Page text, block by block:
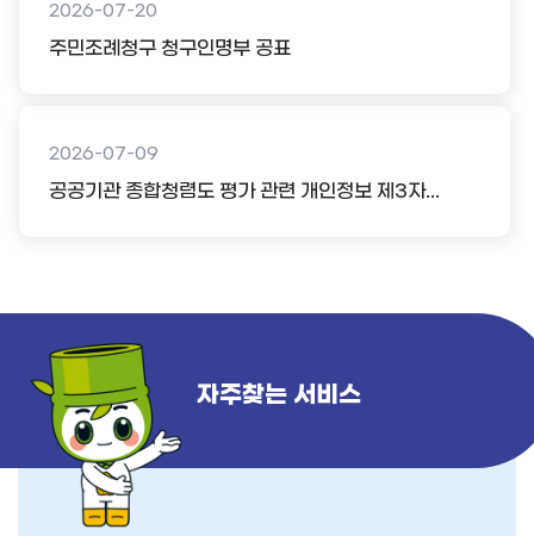
2026-07-20
주민조례청구 청구인명부 공표
2026-07-09
공공기관 종합청렴도 평가 관련 개인정보 제3자...
자주찾는 서비스